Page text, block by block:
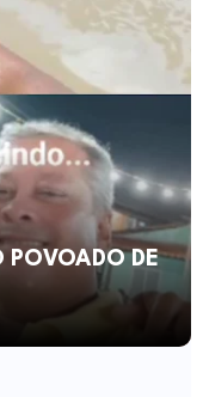
POVOADO DE